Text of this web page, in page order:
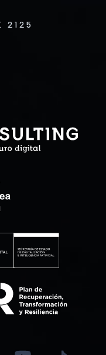
2125